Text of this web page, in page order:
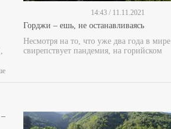
14:43 / 11.11.2021
Горджи – ешь, не останавливаясь
Несмотря на то, что уже два года в мире
свирепствует пандемия, на горийском